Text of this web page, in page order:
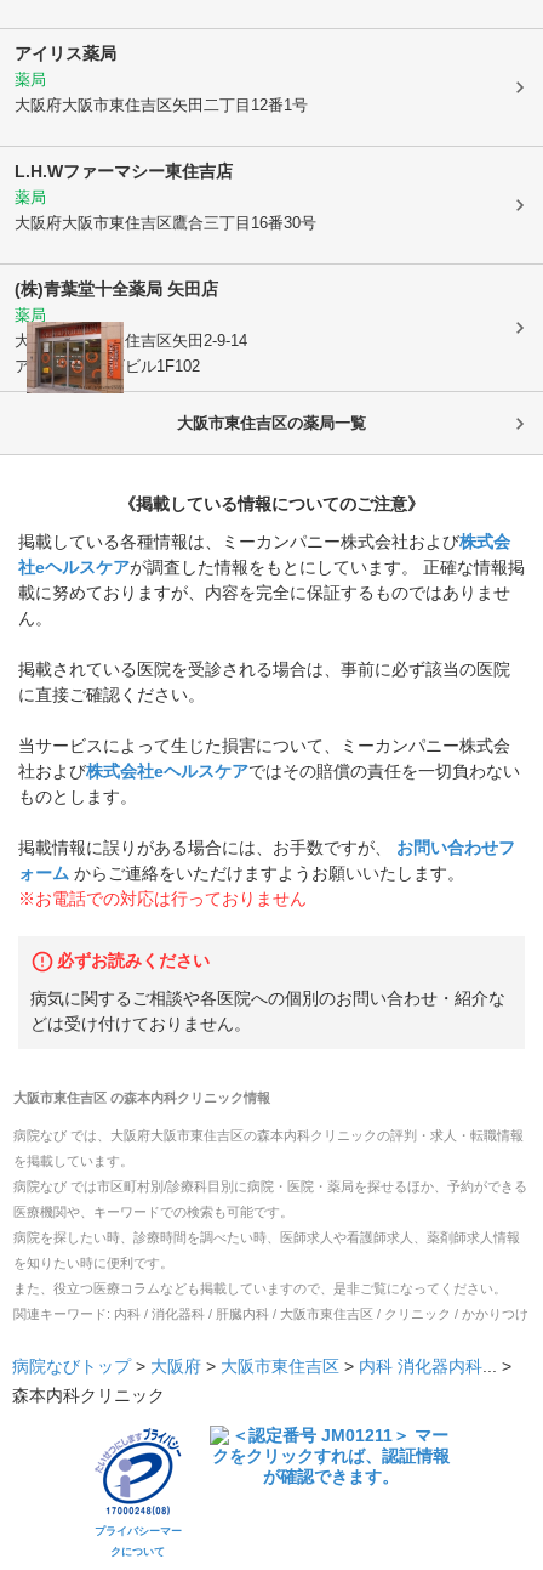
アイリス薬局
薬局
大阪府大阪市東住吉区矢田二丁目12番1号
L.H.Wファーマシー東住吉店
薬局
大阪府大阪市東住吉区鷹合三丁目16番30号
(株)青葉堂十全薬局 矢田店
薬局
大阪府大阪市東住吉区矢田2-9-14
アセンドプラザビル1F102
大阪市東住吉区の薬局一覧
《掲載している情報についてのご注意》
掲載している各種情報は、ミーカンパニー株式会社および株式会
社eヘルスケアが調査した情報をもとにしています。 正確な情報掲
載に努めておりますが、内容を完全に保証するものではありませ
ん。
掲載されている医院を受診される場合は、事前に必ず該当の医院
に直接ご確認ください。
当サービスによって生じた損害について、ミーカンパニー株式会
社および株式会社eヘルスケアではその賠償の責任を一切負わない
ものとします。
掲載情報に誤りがある場合には、お手数ですが、
お問い合わせフ
ォーム からご連絡をいただけますようお願いいたします。
※お電話での対応は行っておりません
必ずお読みください
病気に関するご相談や各医院への個別のお問い合わせ・紹介な
どは受け付けておりません。
大阪市東住吉区の森本内科クリニック情報
病院なび では、 大阪府大阪市東住吉区の森本内科クリニックの評判・求人・転職情報
を掲載しています。
病院なび では市区町村別/診療科目別に病院・医院・薬局を探せるほか、予約ができる
医療機関や、キーワードでの検索も可能です。
病院を探したい時、診療時間を調べたい時、医師求人や看護師求人、薬剤師求人情報
を知りたい時に便利です。
また、役立つ医療コラムなども掲載していますので、是非ご覧になってください。
関連キーワード: 内科 / 消化器科 / 肝臓内科 / 大阪市東住吉区 / クリニック / かかりつけ
病院なびトップ > 大阪府 > 大阪市東住吉区 > 内科 消化器内科... >
森本内科クリニック
プライバシーマー
クについて